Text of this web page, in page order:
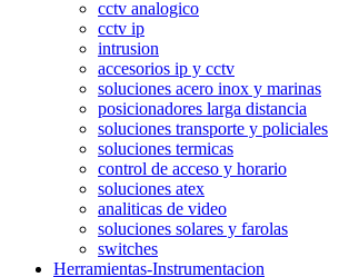
cctv analogico
cctv ip
intrusion
accesorios ip y cctv
soluciones acero inox y marinas
posicionadores larga distancia
soluciones transporte y policiales
soluciones termicas
control de acceso y horario
soluciones atex
analiticas de video
soluciones solares y farolas
switches
Herramientas-Instrumentacion